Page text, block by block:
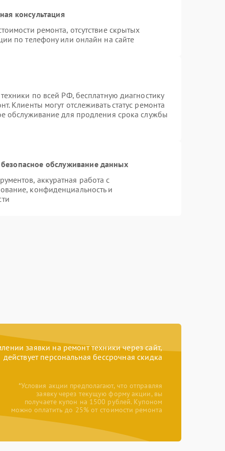
консультация
ремонта, отсутствие скрытых
по телефону или онлайн на сайте
по всей РФ, бесплатную диагностику
Клиенты могут отслеживать статус ремонта
обслуживание для продления срока службы
обслуживание данных
аккуратная работа с
конфиденциальность и
заявки на ремонт техники через сайт,
действует персональная бессрочная скидка
*Условия акции предполагают, что отправляя
заявку через текущую форму акции, вы
получаете купон на 1500 рублей. Купоном
можно оплатить до 25% от стоимости ремонта